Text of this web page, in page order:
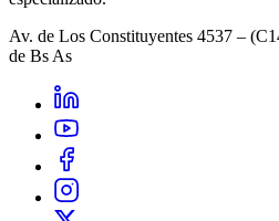
Av. de Los Constituyentes 4537 –
de Bs As